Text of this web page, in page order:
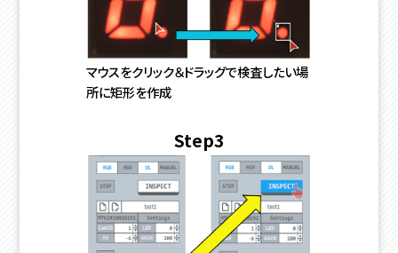
マウスをクリック＆ドラッグで検査したい場
所に矩形を作成
Step3